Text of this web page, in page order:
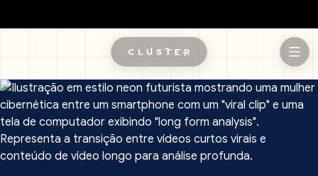
Pular para o conteúdo principal